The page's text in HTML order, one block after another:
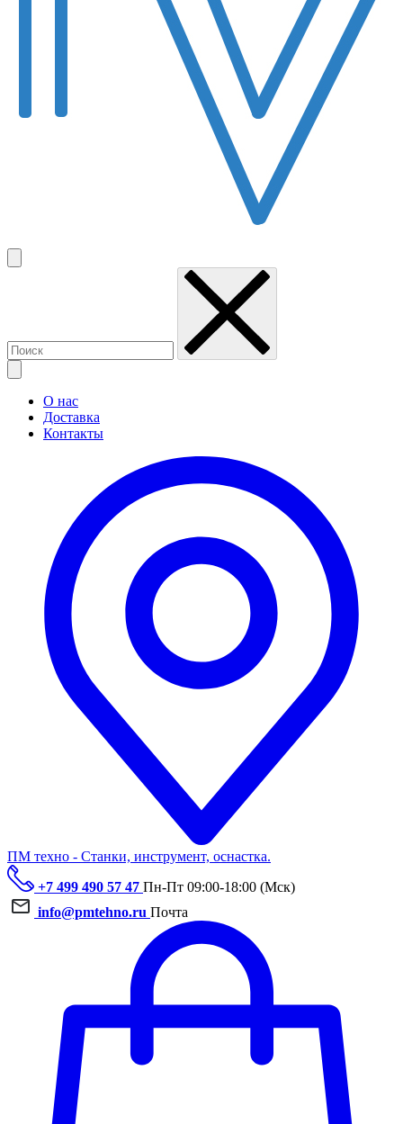
О нас
Доставка
Контакты
ПМ техно - Станки, инструмент, оснастка.
+7 499 490 57 47 Пн-Пт 09:00-18:00 (Мск)
info@pmtehno.ru Почта